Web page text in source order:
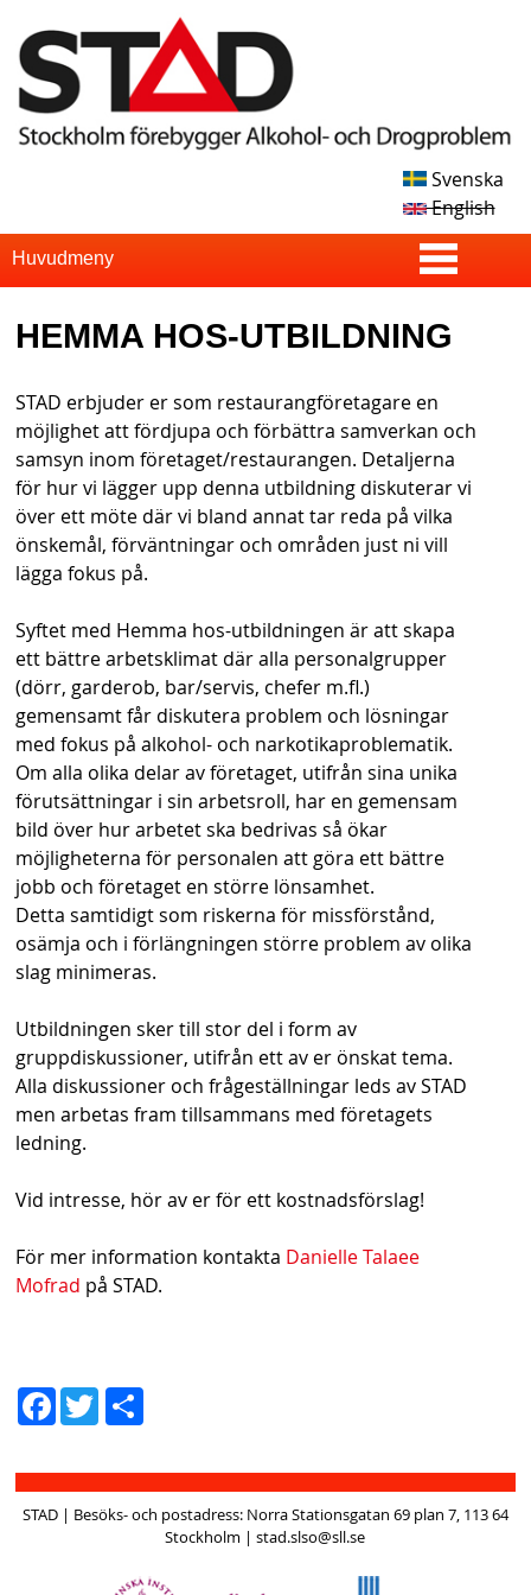
Skip
to
main
content
T
Svenska
English
S
u
n
a
b
a
Huvudmeny
HEMMA HOS-UTBILDNING
STAD erbjuder er som restaurangföretagare en
möjlighet att fördjupa och förbättra samverkan och
samsyn inom företaget/restaurangen. Detaljerna
för hur vi lägger upp denna utbildning diskuterar vi
över ett möte där vi bland annat tar reda på vilka
önskemål, förväntningar och områden just ni vill
lägga fokus på.
Syftet med Hemma hos-utbildningen är att skapa
ett bättre arbetsklimat där alla personalgrupper
(dörr, garderob, bar/servis, chefer m.fl.)
gemensamt får diskutera problem och lösningar
med fokus på alkohol- och narkotikaproblematik.
Om alla olika delar av företaget, utifrån sina unika
förutsättningar i sin arbetsroll, har en gemensam
bild över hur arbetet ska bedrivas så ökar
möjligheterna för personalen att göra ett bättre
jobb och företaget en större lönsamhet.
Detta samtidigt som riskerna för missförstånd,
osämja och i förlängningen större problem av olika
slag minimeras.
Utbildningen sker till stor del i form av
gruppdiskussioner, utifrån ett av er önskat tema.
Alla diskussioner och frågeställningar leds av STAD
men arbetas fram tillsammans med företagets
ledning.
Vid intresse, hör av er för ett kostnadsförslag!
För mer information kontakta Danielle Talaee
Mofrad på STAD.
Fac
Twit
a
STAD | Besöks- och postadress: Norra Stationsgatan 69 plan 7, 113 64
Stockholm | stad.slso@sll.se